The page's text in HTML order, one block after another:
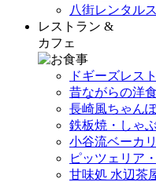
八街レンタル
レストラン &
カフェ
ドギーズレス
昔ながらの洋
長崎風ちゃん
鉄板焼・しゃ
小谷流ベーカ
ピッツェリア
甘味処 水辺茶